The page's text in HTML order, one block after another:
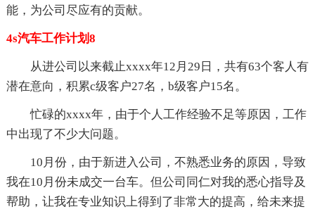
能，为公司尽应有的贡献。
4s汽车工作计划8
从进公司以来截止xxxx年12月29日，共有63个客人有
潜在意向，积累c级客户27名，b级客户15名。
忙碌的xxxx年，由于个人工作经验不足等原因，工作
中出现了不少大问题。
10月份，由于新进入公司，不熟悉业务的原因，导致
我在10月份未成交一台车。但公司同仁对我的悉心指导及
帮助，让我在专业知识上得到了非常大的提高，给未来提